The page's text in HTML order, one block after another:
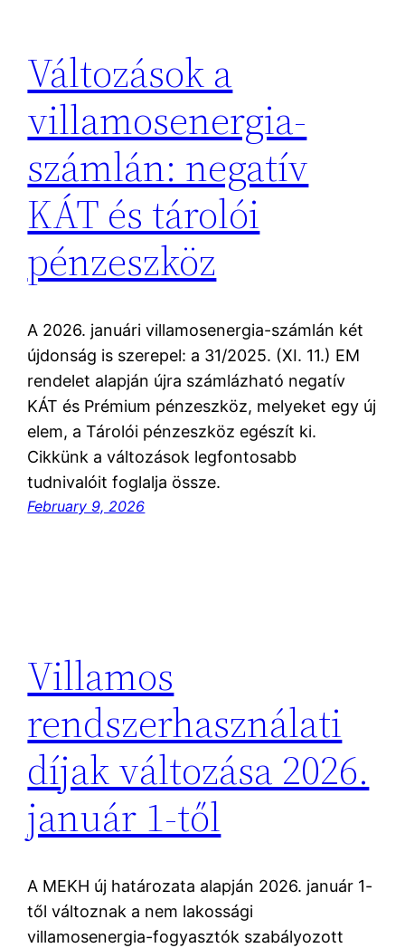
Változások a
villamosenergia-
számlán: negatív
KÁT és tárolói
pénzeszköz
A 2026. januári villamosenergia-számlán két
újdonság is szerepel: a 31/2025. (XI. 11.) EM
rendelet alapján újra számlázható negatív
KÁT és Prémium pénzeszköz, melyeket egy új
elem, a Tárolói pénzeszköz egészít ki.
Cikkünk a változások legfontosabb
tudnivalóit foglalja össze.
February 9, 2026
Villamos
rendszerhasználati
díjak változása 2026.
január 1-től
A MEKH új határozata alapján 2026. január 1-
től változnak a nem lakossági
villamosenergia-fogyasztók szabályozott